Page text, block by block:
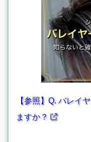
【参照】Q. バレイ
ますか？